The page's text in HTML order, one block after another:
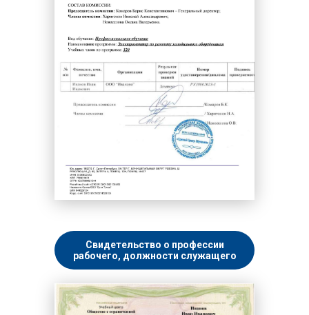
Свидетельство о профессии
рабочего, должности служащего